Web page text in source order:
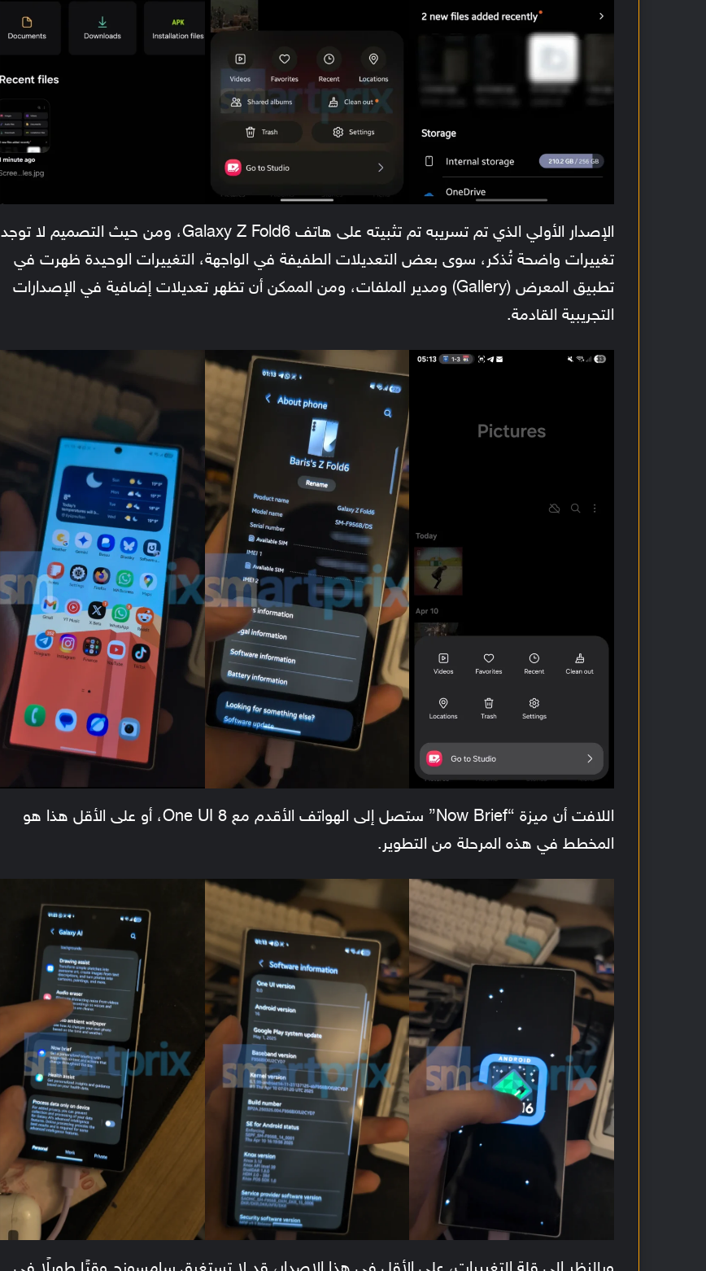
الإصدار الأولي الذي تم تسريبه تم تثبيته على هاتف Galaxy Z Fold6، ومن حيث التصميم لا توجد
تغييرات واضحة تُذكر، سوى بعض التعديلات الطفيفة في الواجهة، التغييرات الوحيدة ظهرت في
تطبيق المعرض (Gallery) ومدير الملفات، ومن الممكن أن تظهر تعديلات إضافية في الإصدارات
التجريبية القادمة.
اللافت أن ميزة “Now Brief” ستصل إلى الهواتف الأقدم مع One UI 8، أو على الأقل هذا هو
المخطط في هذه المرحلة من التطوير.